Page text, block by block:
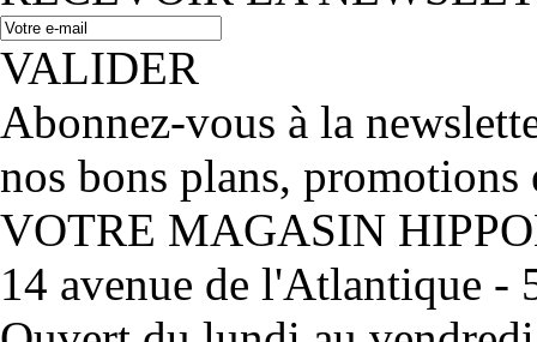
VALIDER
Abonnez-vous à la
nos bons plans, promotions
VOTRE MAGASIN
14 avenue de l'Atlantique -